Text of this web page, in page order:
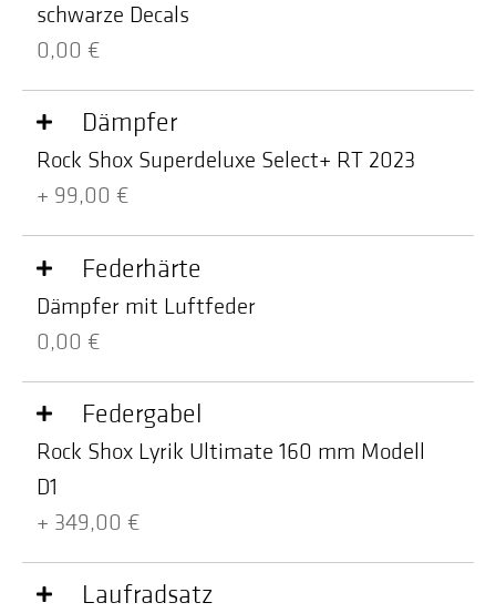
schwarze Decals
0,00 €
Dämpfer
Rock Shox Superdeluxe Select+ RT 2023
+ 99,00 €
Federhärte
Dämpfer mit Luftfeder
0,00 €
Federgabel
Rock Shox Lyrik Ultimate 160 mm Modell
D1
+ 349,00 €
Laufradsatz